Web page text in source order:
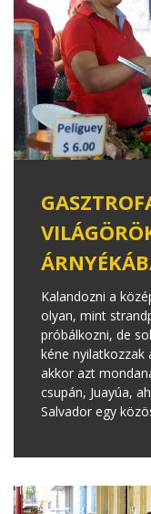
Kalandozni a
olyan, mint
próbálkozni, de
kéne
akkor azt
csupán, Juayúa,
Salvador egy